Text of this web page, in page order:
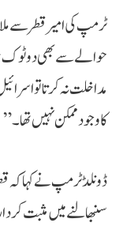
ٹرمپ کی امیر قطر سے
حوالے سے بھی دوٹوک
مداخلت نہ کرتا تو
کا وجود ممکن نہیں تھا۔”
ڈونلڈ ٹرمپ نے کہا کہ
سنبھالنے میں مثبت